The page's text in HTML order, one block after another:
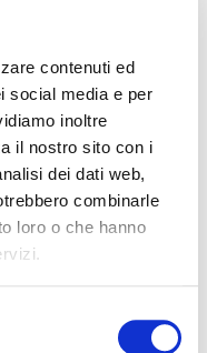
contenuti ed
social media e per
inoltre
il nostro sito con i
dei dati web,
combinarle
loro o che hanno